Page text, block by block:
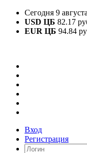
Сегодня 9
USD ЦБ 82.17
EUR ЦБ 94.84
Вход
Регистрация